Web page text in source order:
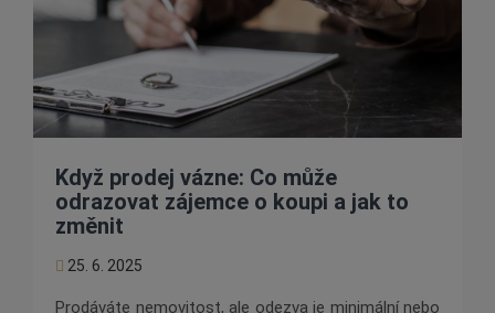
Když prodej vázne: Co může
odrazovat zájemce o koupi a jak to
změnit
25. 6. 2025
Prodáváte nemovitost, ale odezva je minimální nebo